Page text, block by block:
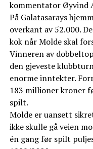
kommentator Øyvind
På Galatasarays
overkant av 52.000.
kok når Molde skal
Vinneren av
den gjeveste
enorme inntekter.
183 millioner kroner
spilt.
Molde er uansett
ikke skulle gå veien
én gang før spilt